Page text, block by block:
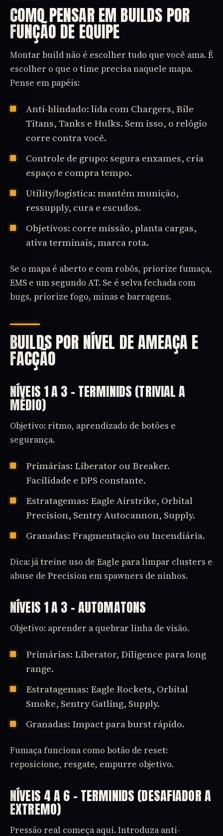
COMO PENSAR EM BUILDS POR
FUNÇÃO DE EQUIPE
Montar build não é escolher tudo que você ama. É
escolher o que o time precisa naquele mapa.
Pense em papéis:
Anti-blindado: lida com Chargers, Bile
Titans, Tanks e Hulks. Sem isso, o relógio
corre contra você.
Controle de grupo: segura enxames, cria
espaço e compra tempo.
Utility/logística: mantém munição,
ressupply, cura e escudos.
Objetivos: corre missão, planta cargas,
ativa terminais, marca rota.
Se o mapa é aberto e com robôs, priorize fumaça,
EMS e um segundo AT. Se é selva fechada com
bugs, priorize fogo, minas e barragens.
BUILDS POR NÍVEL DE AMEAÇA E
FACÇÃO
NÍVEIS 1 A 3 – TERMINIDS (TRIVIAL A
MÉDIO)
Objetivo: ritmo, aprendizado de botões e
segurança.
Primárias: Liberator ou Breaker.
Facilidade e DPS constante.
Estratagemas: Eagle Airstrike, Orbital
Precision, Sentry Autocannon, Supply.
Granadas: Fragmentação ou Incendiária.
Dica: já treine uso de Eagle para limpar clusters e
abuse de Precision em spawners de ninhos.
NÍVEIS 1 A 3 – AUTOMATONS
Objetivo: aprender a quebrar linha de visão.
Primárias: Liberator, Diligence para long
range.
Estratagemas: Eagle Rockets, Orbital
Smoke, Sentry Gatling, Supply.
Granadas: Impact para burst rápido.
Fumaça funciona como botão de reset:
reposicione, resgate, empurre objetivo.
NÍVEIS 4 A 6 – TERMINIDS (DESAFIADOR A
EXTREMO)
Pressão real começa aqui. Introduza anti-